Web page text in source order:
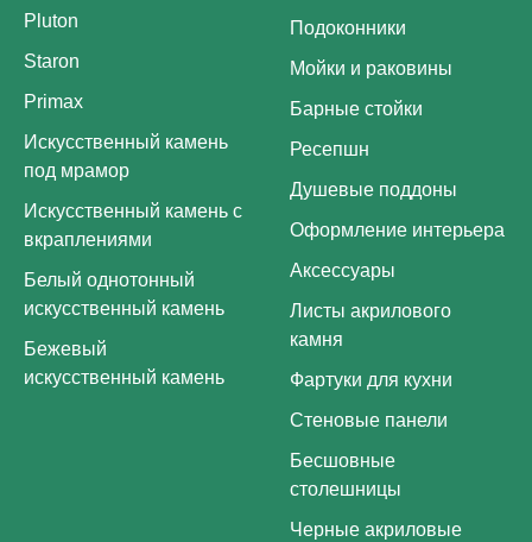
Pluton
Staron
Primax
Искусственный камень
под мрамор
Искусственный камень с
вкраплениями
Белый однотонный
искусственный камень
Бежевый
искусственный камень
Подоконники
Мойки и раковины
Барные стойки
Ресепшн
Душевые поддоны
Оформление интерьера
Аксессуары
Листы акрилового
камня
Фартуки для кухни
Стеновые панели
Бесшовные
столешницы
Черные акриловые